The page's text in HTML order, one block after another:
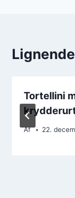
Tortellini
Af 22.